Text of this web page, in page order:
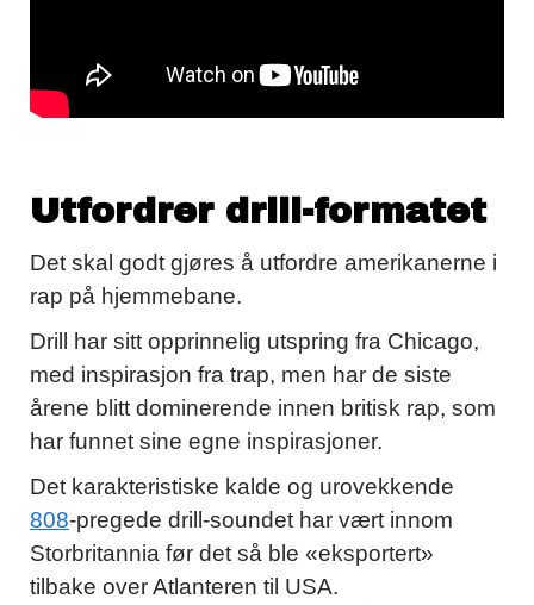
Utfordrer drill-formatet
Det skal godt gjøres å utfordre amerikanerne i
rap på hjemmebane.
Drill har sitt opprinnelig utspring fra Chicago,
med inspirasjon fra trap, men har de siste
årene blitt dominerende innen britisk rap, som
har funnet sine egne inspirasjoner.
Det karakteristiske kalde og urovekkende
808-pregede drill-soundet har vært innom
Storbritannia før det så ble «eksportert»
tilbake over Atlanteren til USA.